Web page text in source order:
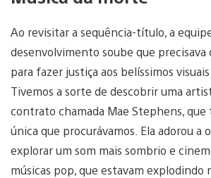
Ao revisitar a sequência-título, a
desenvolvimento soube que precisava
para fazer justiça aos belíssimos visuais
Tivemos a sorte de descobrir uma
contrato chamada Mae Stephens, que
única que procurávamos. Ela adorou a
explorar um som mais sombrio e
músicas pop, que estavam explodindo